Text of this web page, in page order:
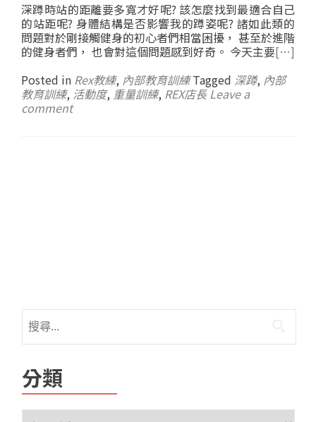
深蹲時站的距離要多寬才好呢? 該怎麼找到最適合自己
的站距呢? 身體結構是否影響我的蹲姿呢? 諸如此類的
問題對於剛接觸健身的初心者們相當困擾， 甚至於進階
的健身者們， 也會對這個問題感到好奇。 今天主要[…]
Posted in Rex教練, 內部教育訓練 Tagged 深蹲, 內部
教育訓練, 活動度, 重量訓練, REX店長 Leave a
comment
分類